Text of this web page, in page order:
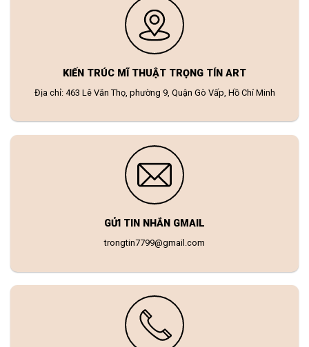
KIẾN TRÚC MĨ THUẬT TRỌNG TÍN ART
Địa chỉ: 463 Lê Văn Thọ, phường 9, Quận Gò Vấp, Hồ Chí Minh
GỬI TIN NHẮN GMAIL
trongtin7799@gmail.com